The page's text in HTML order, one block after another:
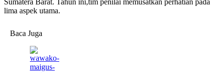
Sumatera Barat. Tahun ini,tim penilai memusatkan perhatian pada
lima aspek utama.
Baca Juga